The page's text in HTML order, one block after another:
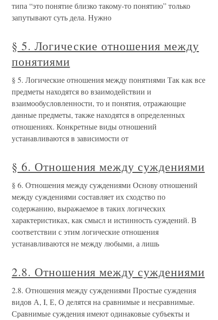
типа “это понятие близко такому-то понятию” только
запутывают суть дела. Нужно
§ 5. Логические отношения между
понятиями
§ 5. Логические отношения между понятиями Так как все
предметы находятся во взаимодействии и
взаимообусловленности, то и понятия, отражающие
данные предметы, также находятся в определенных
отношениях. Конкретные виды отношений
устанавливаются в зависимости от
§ 6. Отношения между суждениями
§ 6. Отношения между суждениями Основу отношений
между суждениями составляет их сходство по
содержанию, выражаемое в таких логических
характеристи­ках, как смысл и истинность суждений. В
соответствии с этим логические отношения
устанавливаются не между любыми, а лишь
2.8. Отношения между суждениями
2.8. Отношения между суждениями Простые суждения
видов А, I, Е, О делятся на сравнимые и несравнимые.
Сравнимые суждения имеют одинаковые субъекты и